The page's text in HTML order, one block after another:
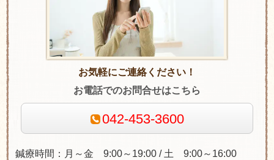
お気軽にご連絡ください！
お電話でのお問合せはこちら
042-453-3600
鍼療時間：月～金 9:00～19:00 / 土 9:00～16:00